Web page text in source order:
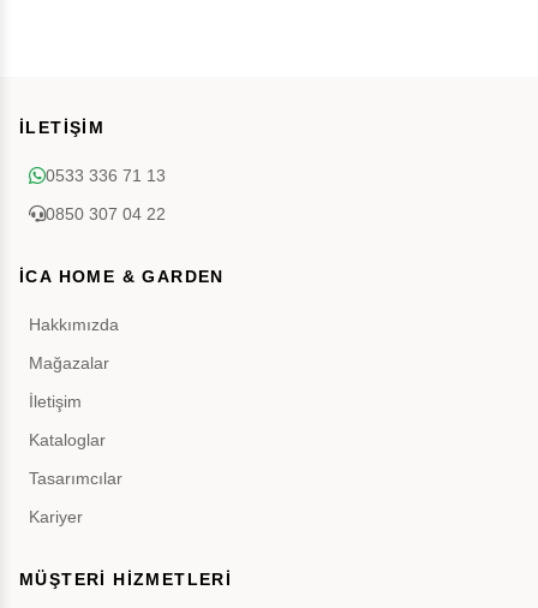
İLETİŞİM
0533 336 71 13
0850 307 04 22
İCA HOME & GARDEN
Hakkımızda
Mağazalar
İletişim
Kataloglar
Tasarımcılar
Kariyer
MÜŞTERİ HİZMETLERİ